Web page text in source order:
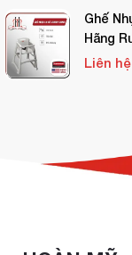
Ghế
Hãng
Liên hệ